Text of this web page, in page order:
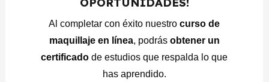
Módulo 18:Técnica de maquillaje a lápiz
Módulo 19:Técnica de maquillaje transversal
Módulo 20:
Técnica de maquillaje colores
Al completar con éxito nuestro curso de
maquillaje en línea, podrás obtener un
certificado de estudios que respalda lo que
has aprendido.